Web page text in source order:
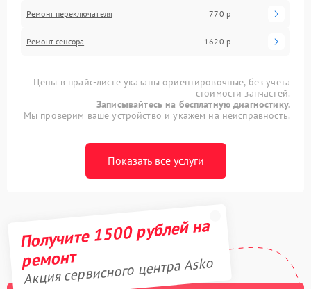
Ремонт переключателя 770 р
Ремонт сенсора 1620 р
Цены в прайс-листе указаны ориентировочные, без учета
стоимости запчастей.
Записывайтесь на бесплатную диагностику.
Мы проверим ваше устройство и укажем на неисправность.
Показать все услуги
Получите 1500 рублей на
ремонт
Акция сервисного центра Asko